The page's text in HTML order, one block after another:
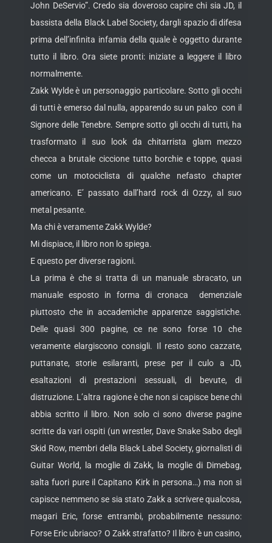
John DeServio”. Credo sia doveroso capire chi sia JD, il
bassista della Black Label Society, dargli spazio di difesa
prima dell’infinita infamia della quale è oggetto durante
tutto il libro. Ora siete pronti: iniziate a leggere il libro
normalmente.
Zakk Wylde è un personaggio particolare. Sotto gli occhi
di tutti è emerso dal nulla, apparendo su un palco con il
Signore delle Tenebre. Sempre sotto gli occhi di tutti, ha
trasformato il suo look da chitarrista glam mezzo
checca a brutale ciccione tutto borchie e toppe, quasi
come un motociclista di qualche nefasto chapter
americano. E’ passato dall’hard rock di Ozzy, al suo
metal pesante.
Ma chi è veramente Zakk Wylde?
Mi dispiace, il libro non lo spiega.
E questo per diverse ragioni.
La prima è che si tratta di un manuale sbracato, un
manuale esposto in forma di cronaca demenziale
piuttosto che in accademiche apparenze saggistiche.
Delle quasi 300 pagine, ce ne sono forse 10 che
veramente elargiscono consigli. Il resto sono cazzate,
puttanate, storie esilaranti, prese per il culo a JD,
esaltazioni di prestazioni sessuali, di bevute, di
distruzione. L’altra ragione è che non si capisce bene chi
abbia scritto il libro. Non solo ci sono diverse pagine
scritte da vari ospiti (un wrestler, Dave Snake Sabo degli
Skid Row, membri della Black Label Society, giornalisti di
Guitar World, la moglie di Zakk, la moglie di Dimebag,
salta fuori pure il Capitano Kirk in persona…) ma non si
capisce nemmeno se sia stato Zakk a scrivere qualcosa,
magari Eric, forse entrambi, probabilmente nessuno:
Forse Eric ubriaco? O Zakk strafatto? Il libro è un casino,